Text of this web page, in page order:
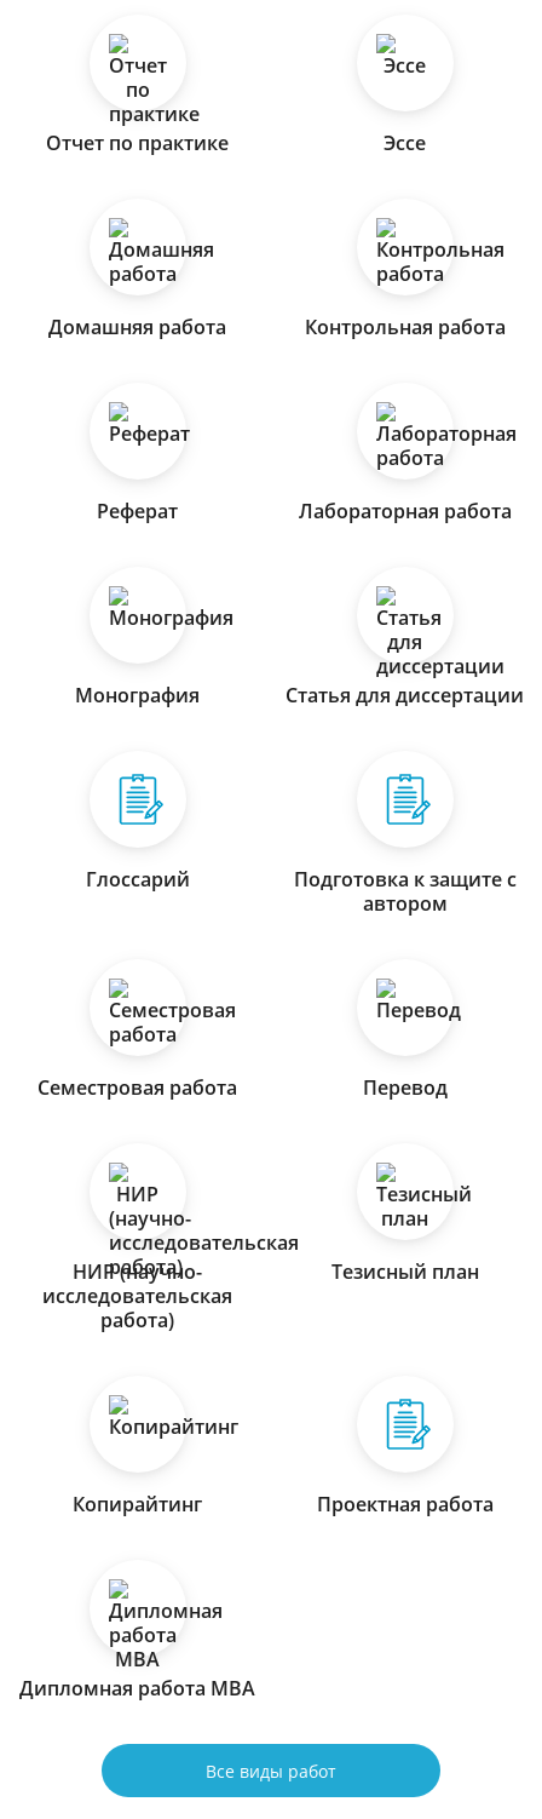
Отчет по практике Эссе
Домашняя работа Контрольная работа
Реферат Лабораторная работа
Монография Статья для диссертации
Глоссарий
Подготовка к защите с
автором
Семестровая работа Перевод
НИР (научно-
исследовательская
работа)
Тезисный план
Копирайтинг Проектная работа
Дипломная работа МВА
Все виды работ